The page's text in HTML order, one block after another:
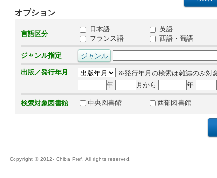
オプション
言語区分
日本語
英語
フランス語
西語・葡語
ジャンル指定
出版／発行年月
※発行年月の検索は雑誌のみ対
年
月から 年
検索対象図書館 中央図書館 西部図書館
Copyright © 2012- Chiba Pref. All rights reserved.